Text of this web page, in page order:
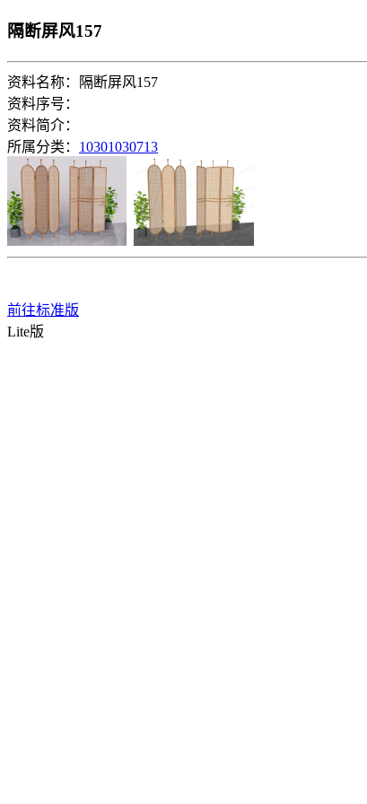
隔断屏风157
资料名称：隔断屏风157
资料序号：
资料简介：
所属分类： 10301030713
前往标准版
Lite版